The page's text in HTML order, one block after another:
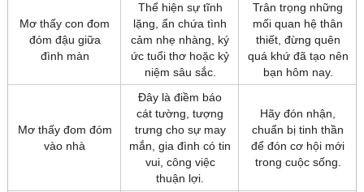
Mơ thấy con đom
đóm đậu giữa
đình màn
Thể hiện sự tĩnh
lặng, ẩn chứa tình
cảm nhẹ nhàng, ký
ức tuổi thơ hoặc kỷ
niệm sâu sắc.
Trân trọng những
mối quan hệ thân
thiết, đừng quên
quá khứ đã tạo nên
bạn hôm nay.
Mơ thấy đom đóm
vào nhà
Đây là điềm báo
cát tường, tượng
trưng cho sự may
mắn, gia đình có tin
vui, công việc
thuận lợi.
Hãy đón nhận,
chuẩn bị tinh thần
để đón cơ hội mới
trong cuộc sống.